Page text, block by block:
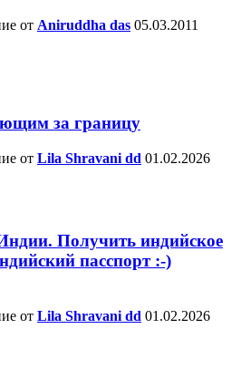
от Aniruddha das 05.03.2011
за границу
от Lila Shravani dd 01.02.2026
Получить индийское
пасспорт :-)
от Lila Shravani dd 01.02.2026